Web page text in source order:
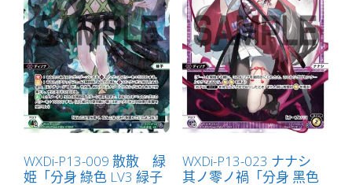
WXDi-P13-009 散散 緑
姫「分身 綠色 LV3 緑子
WXDi-P13-023 ナナシ
其ノ零ノ禍「分身 黑色